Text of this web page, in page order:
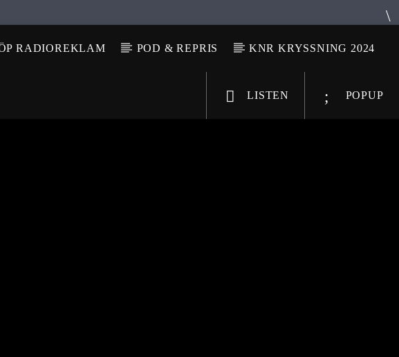
RADIOREKLAM POD & REPRIS KNR KRYSSNING 2024
POPUP
LISTEN